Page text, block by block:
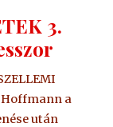
3.
Hoffmann a
után